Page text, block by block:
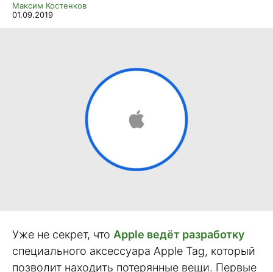
Максим Костенков
01.09.2019
Уже не секрет, что Apple ведёт разработку
специального аксессуара Apple Tag, который
позволит находить потерянные вещи. Первые